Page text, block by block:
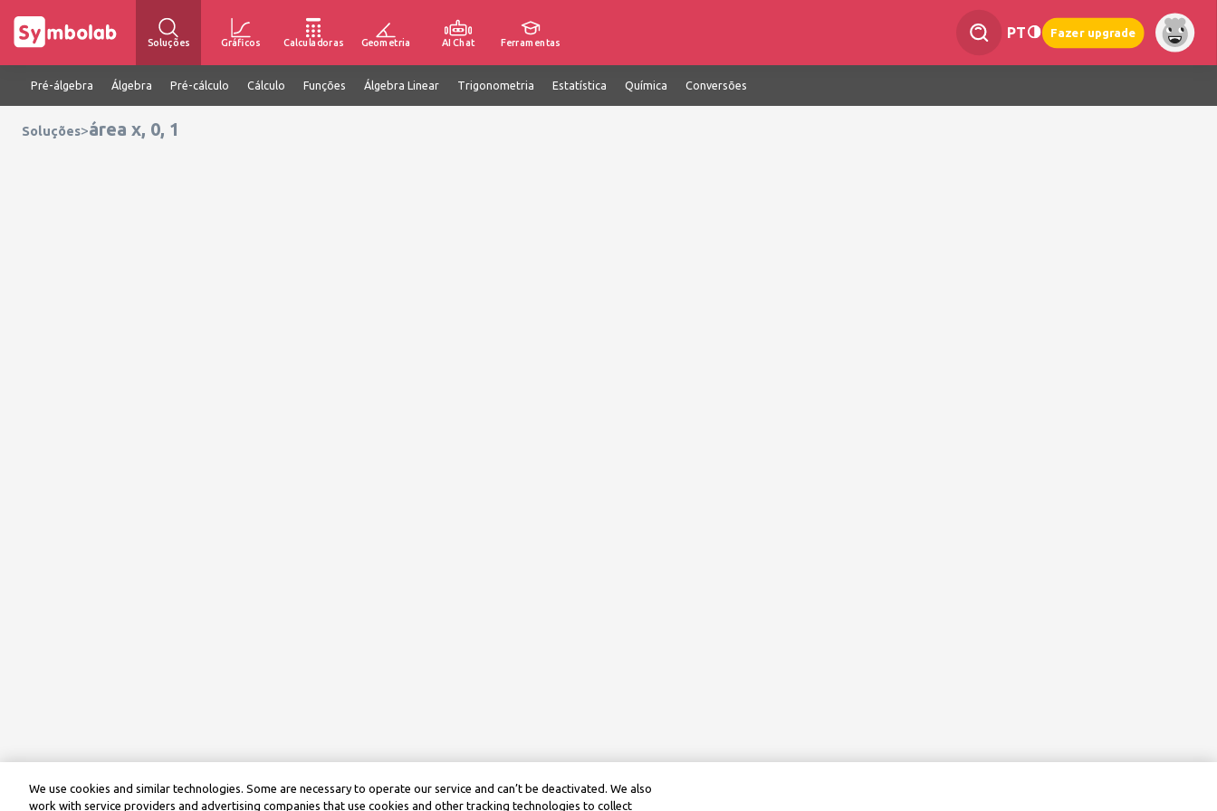
Soluções Gráficos Calculadoras Geometria AI Chat Ferramentas
PT Fazer upgrade
Pré-álgebra Álgebra Pré-cálculo Cálculo Funções Álgebra Linear Trigonometria Estatística Química Conversões
Soluções>área x, 0, 1
We use cookies and similar technologies. Some are necessary to operate our service and can’t be deactivated. We also
work with service providers and advertising companies that use cookies and other tracking technologies to collect